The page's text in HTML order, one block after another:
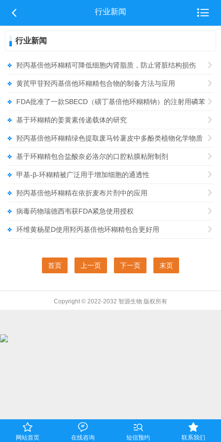
 行业新闻 
行业新闻

羟丙基倍他环糊精可降低细胞内肾脂质，防止肾脏结构损伤

黄芪甲苷羟丙基倍他环糊精包合物的制备方法与应用

FDA批准了一款SBECD（磺丁基倍他环糊精钠）的注射用磷苯

基于环糊精的姜黄素传递载体的研究

羟丙基倍他环糊精绿色提取废马铃薯皮中多酚类植物化学物质
的工艺 
基于环糊精包合盐酸奈必洛尔的口腔粘膜粘附制剂

甲基-β-环糊精被广泛用于增加细胞的通透性

羟丙基倍他环糊精在依折麦布片剂中的应用

病毒药物瑞德西韦获FDA紧急使用授权

环维黄杨星D使用羟丙基倍他环糊精包合更好用
首页 上一页 下一页 末页
Copyright © 2022-2032 智源生物 版权所有

网站首页

在线咨询

短信预约

联系我们